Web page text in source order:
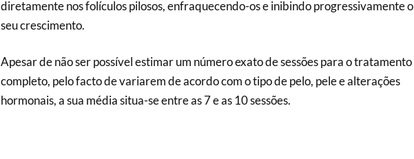
diretamente nos folículos pilosos, enfraquecendo-os e inibindo progressivamente o
seu crescimento.
Apesar de não ser possível estimar um número exato de sessões para o tratamento
completo, pelo facto de variarem de acordo com o tipo de pelo, pele e alterações
hormonais, a sua média situa-se entre as 7 e as 10 sessões.